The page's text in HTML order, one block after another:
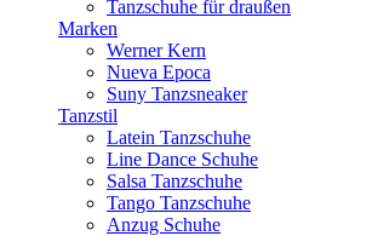
Tanzschuhe für draußen
Marken
Werner Kern
Nueva Epoca
Suny Tanzsneaker
Tanzstil
Latein Tanzschuhe
Line Dance Schuhe
Salsa Tanzschuhe
Tango Tanzschuhe
Anzug Schuhe